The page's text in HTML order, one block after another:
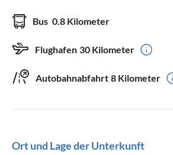
Bus 0.8 Kilometer
Flughafen 30 Kilometer
Autobahnabfahrt 8 Kilometer
Ort und Lage der Unterkunft